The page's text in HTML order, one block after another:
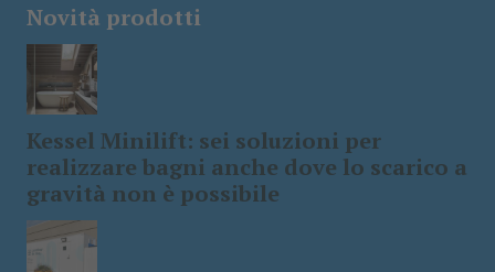
Novità prodotti
Kessel Minilift: sei soluzioni per
realizzare bagni anche dove lo scarico a
gravità non è possibile